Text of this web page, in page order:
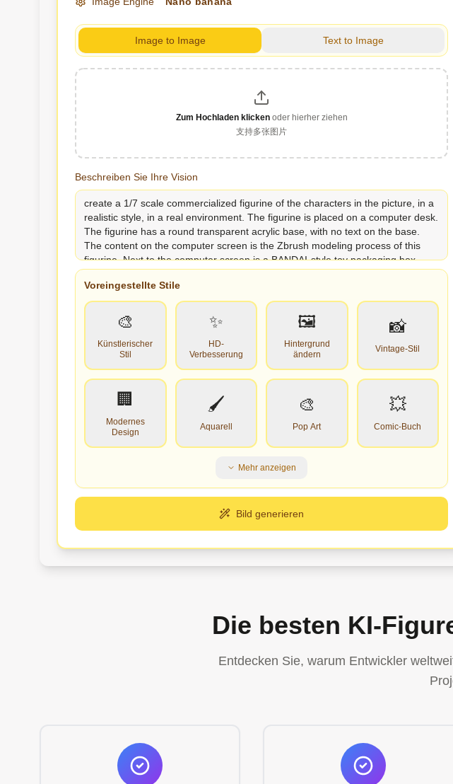
Image to Image Text to Image
Zum Hochladen klicken oder hierher ziehen
支持多张图片
Beschreiben Sie Ihre Vision
Voreingestellte Stile
🎨
Künstlerischer
Stil
✨
HD-
Verbesserung
🖼️
Hintergrund
ändern
📸
Vintage-Stil
🏢
Modernes
Design
🖌️
Aquarell
🎨
Pop Art
💥
Comic-Buch
Mehr anzeigen
Bild generieren
Die besten KI-
Entdecken Sie, warum Entwickler